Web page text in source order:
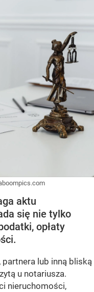
aktu
się nie tylko
opłaty
lub inną bliską
u notariusza.
nieruchomości,